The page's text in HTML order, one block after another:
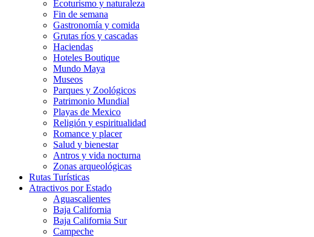
Ecoturismo y naturaleza
Fin de semana
Gastronomía y comida
Grutas ríos y cascadas
Haciendas
Hoteles Boutique
Mundo Maya
Museos
Parques y Zoológicos
Patrimonio Mundial
Playas de Mexico
Religión y espiritualidad
Romance y placer
Salud y bienestar
Antros y vida nocturna
Zonas arqueológicas
Rutas Turísticas
Atractivos por Estado
Aguascalientes
Baja California
Baja California Sur
Campeche